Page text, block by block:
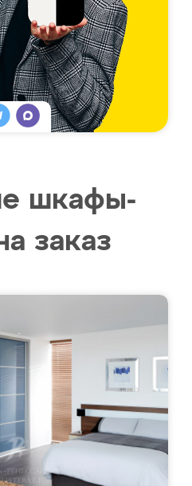
шкафы-
заказ